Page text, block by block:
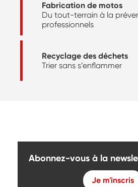
Fabrication de motos
Du tout-terrain à la
professionnels
Recyclage des déchets
Trier sans s’enflammer
Abonnez-vous à la
Je m'inscris